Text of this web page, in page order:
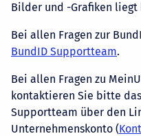
Bilder und -Grafiken liegt
Bei allen Fragen zur
BundID Supportteam.
Bei allen Fragen zu
kontaktieren Sie bitte
Supportteam über den
Unternehmenskonto (